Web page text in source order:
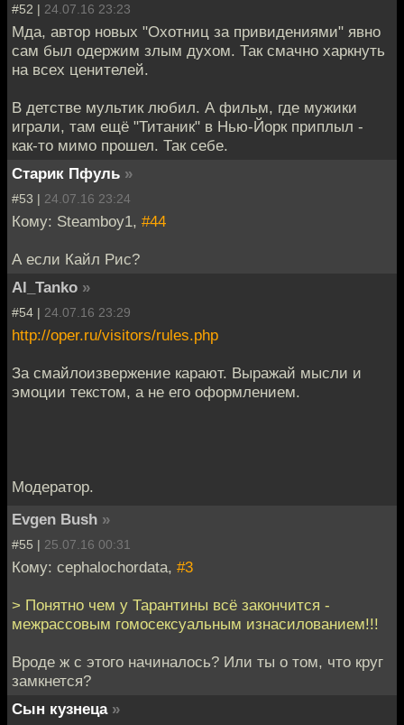
#52 | 24.07.16 23:23
Мда, автор новых "Охотниц за привидениями" явно
сам был одержим злым духом. Так смачно харкнуть
на всех ценителей.
В детстве мультик любил. А фильм, где мужики
играли, там ещё "Титаник" в Нью-Йорк приплыл -
как-то мимо прошел. Так себе.
Старик Пфуль »
#53 | 24.07.16 23:24
Кому: Steamboy1, #44
А если Кайл Рис?
Al_Tanko »
#54 | 24.07.16 23:29
http://oper.ru/visitors/rules.php
За смайлоизвержение карают. Выражай мысли и
эмоции текстом, а не его оформлением.
Модератор.
Evgen Bush »
#55 | 25.07.16 00:31
Кому: cephalochordata, #3
> Понятно чем у Тарантины всё закончится -
межрассовым гомосексуальным изнасилованием!!!
Вроде ж с этого начиналось? Или ты о том, что круг
замкнется?
Сын кузнеца »